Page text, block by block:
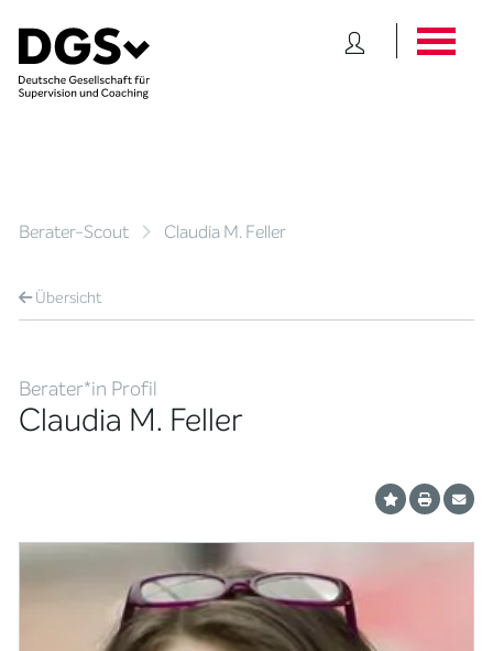
Berater-Scout Claudia M. Feller
Übersicht
Berater*in Profil
Claudia M. Feller